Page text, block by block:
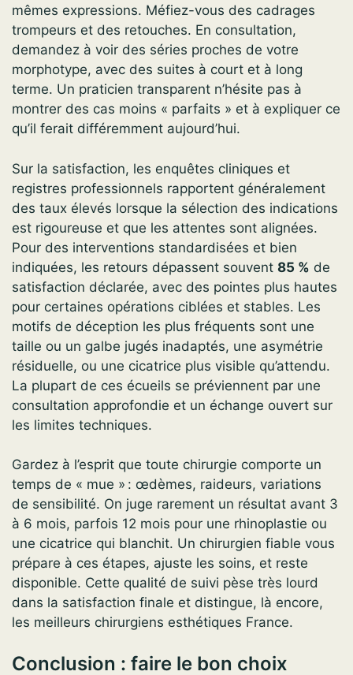
mêmes expressions. Méfiez-vous des cadrages
trompeurs et des retouches. En consultation,
demandez à voir des séries proches de votre
morphotype, avec des suites à court et à long
terme. Un praticien transparent n’hésite pas à
montrer des cas moins « parfaits » et à expliquer ce
qu’il ferait différemment aujourd’hui.
Sur la satisfaction, les enquêtes cliniques et
registres professionnels rapportent généralement
des taux élevés lorsque la sélection des indications
est rigoureuse et que les attentes sont alignées.
Pour des interventions standardisées et bien
indiquées, les retours dépassent souvent 85 % de
satisfaction déclarée, avec des pointes plus hautes
pour certaines opérations ciblées et stables. Les
motifs de déception les plus fréquents sont une
taille ou un galbe jugés inadaptés, une asymétrie
résiduelle, ou une cicatrice plus visible qu’attendu.
La plupart de ces écueils se préviennent par une
consultation approfondie et un échange ouvert sur
les limites techniques.
Gardez à l’esprit que toute chirurgie comporte un
temps de « mue » : œdèmes, raideurs, variations
de sensibilité. On juge rarement un résultat avant 3
à 6 mois, parfois 12 mois pour une rhinoplastie ou
une cicatrice qui blanchit. Un chirurgien fiable vous
prépare à ces étapes, ajuste les soins, et reste
disponible. Cette qualité de suivi pèse très lourd
dans la satisfaction finale et distingue, là encore,
les meilleurs chirurgiens esthétiques France.
Conclusion : faire le bon choix